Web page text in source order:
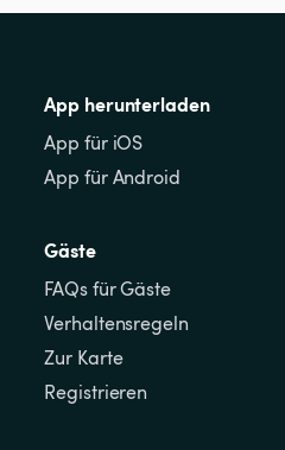
App herunterladen
App für iOS
App für Android
Gäste
FAQs für Gäste
Verhaltensregeln
Zur Karte
Registrieren